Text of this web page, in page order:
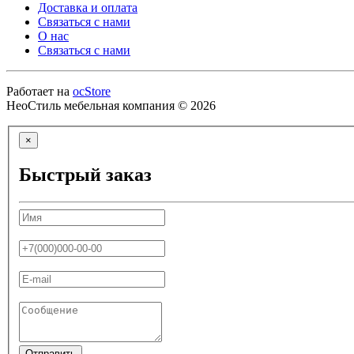
Доставка и оплата
Связаться с нами
О нас
Связаться с нами
Работает на ocStore
НеоСтиль мебельная компания © 2026
×
Быстрый заказ